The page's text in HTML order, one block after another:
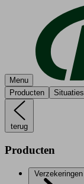
Menu
Producten
Situaties
terug
Producten
Verzekeringen